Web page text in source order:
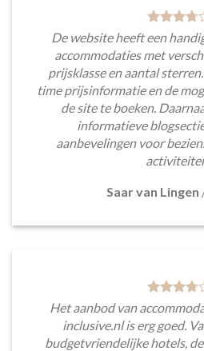
De website heeft een
accommodaties met
prijsklasse en aantal
time prijsinformatie en de
de site te boeken.
informatieve
aanbevelingen voor
Saar van Lingen
Het aanbod van
inclusive.nl is erg goed.
budgetvriendelijke hotels,